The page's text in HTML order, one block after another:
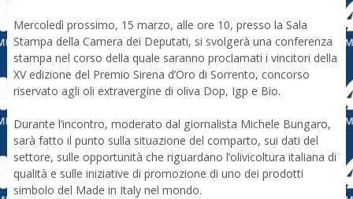
Mercoledì prossimo, 15 marzo, alle ore 10, presso la Sala
Stampa della Camera dei Deputati, si svolgerà una conferenza
stampa nel corso della quale saranno proclamati i vincitori della
XV edizione del Premio Sirena d’Oro di Sorrento, concorso
riservato agli oli extravergine di oliva Dop, Igp e Bio.
Durante l’incontro, moderato dal giornalista Michele Bungaro,
sarà fatto il punto sulla situazione del comparto, sui dati del
settore, sulle opportunità che riguardano l’olivicoltura italiana di
qualità e sulle iniziative di promozione di uno dei prodotti
simbolo del Made in Italy nel mondo.